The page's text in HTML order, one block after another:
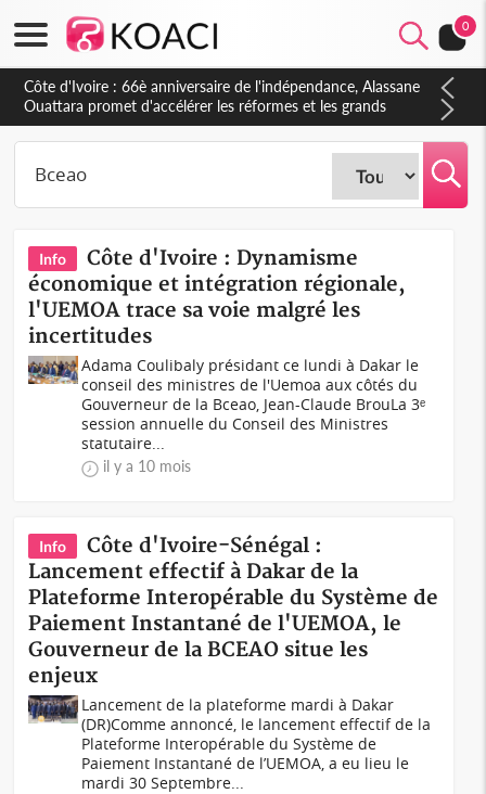
0
Côte d'Ivoire : À Abidjan, Amadou Oury Bah admire le modèle
ivoirien et veut s'en inspirer pour accélérer le développement
de la Guinée
Info
Côte d'Ivoire : Dynamisme
économique et intégration régionale,
l'UEMOA trace sa voie malgré les
incertitudes
Adama Coulibaly présidant ce lundi à Dakar le
conseil des ministres de l'Uemoa aux côtés du
Gouverneur de la Bceao, Jean-Claude BrouLa 3ᵉ
session annuelle du Conseil des Ministres
statutaire...
il y a 10 mois
Info
Côte d'Ivoire-Sénégal :
Lancement effectif à Dakar de la
Plateforme Interopérable du Système de
Paiement Instantané de l'UEMOA, le
Gouverneur de la BCEAO situe les
enjeux
Lancement de la plateforme mardi à Dakar
(DR)Comme annoncé, le lancement effectif de la
Plateforme Interopérable du Système de
Paiement Instantané de l’UEMOA, a eu lieu le
mardi 30 Septembre...